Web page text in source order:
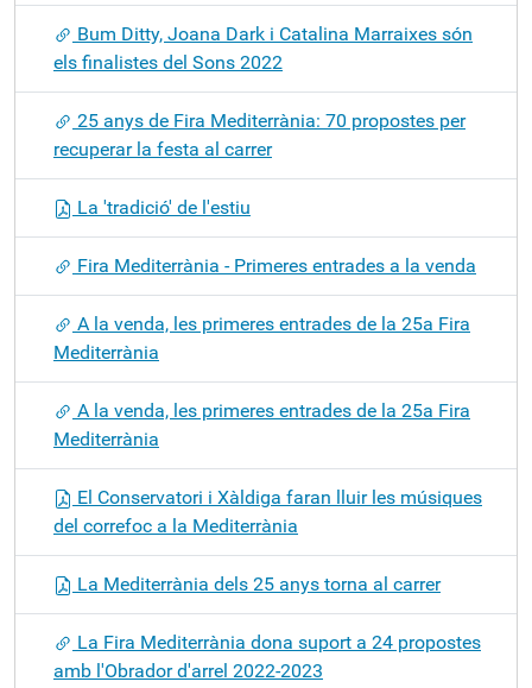
Bum Ditty, Joana Dark i Catalina Marraixes són
els finalistes del Sons 2022
25 anys de Fira Mediterrània: 70 propostes per
recuperar la festa al carrer
La 'tradició' de l'estiu
Fira Mediterrània - Primeres entrades a la venda
A la venda, les primeres entrades de la 25a Fira
Mediterrània
A la venda, les primeres entrades de la 25a Fira
Mediterrània
El Conservatori i Xàldiga faran lluir les músiques
del correfoc a la Mediterrània
La Mediterrània dels 25 anys torna al carrer
La Fira Mediterrània dona suport a 24 propostes
amb l'Obrador d'arrel 2022-2023